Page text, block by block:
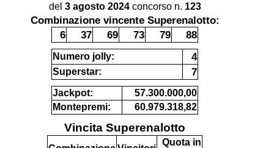
del 3 agosto 2024concorso n. 123
Combinazione vincente Superenalotto:
6
37 69 73 79 88
Numero jolly: 4
Superstar: 7
Jackpot:
57.300.000,00
Montepremi:
60.979.318,82
Vincita Superenalotto
Quota in